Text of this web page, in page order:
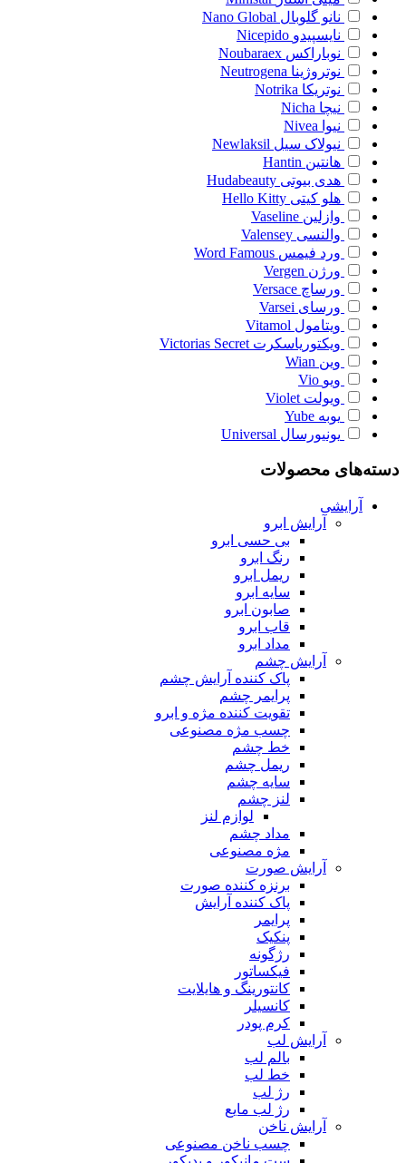
نانو گلوبال Nano Global
نایسپیدو Nicepido
نوباراکس Noubaraex
نوتروژینا Neutrogena
نوتریکا Notrika
نیچا Nicha
نیوا Nivea
نیولاک سیل Newlaksil
هانتین Hantin
هدی بیوتی Hudabeauty
هلو کیتی Hello Kitty
وازلین Vaseline
والنسی Valensey
ورد فیمس Word Famous
ورژن Vergen
ورساچ Versace
ورسای Varsei
ویتامول Vitamol
ویکتوریاسکرت Victorias Secret
وین Wian
ویو Vio
ویولت Violet
یوبه Yube
یونیورسال Universal
دسته‌های محصولات
آرایشی
آرایش ابرو
بی حسی ابرو
رنگ ابرو
ریمل ابرو
سایه ابرو
صابون ابرو
قاب ابرو
مداد ابرو
آرایش چشم
پاک کننده آرایش چشم
پرایمر چشم
تقویت کننده مژه و ابرو
چسب مژه مصنوعی
خط چشم
ریمل چشم
سایه چشم
لنز چشم
لوازم لنز
مداد چشم
مژه مصنوعی
آرایش صورت
برنزه کننده صورت
پاک کننده آرایش
پرایمر
پنکیک
رژگونه
فیکساتور
کانتورینگ و هایلایت
کانسیلر
کرم پودر
آرایش لب
بالم لب
خط لب
رژ لب
رژ لب مایع
آرایش ناخن
چسب ناخن مصنوعی